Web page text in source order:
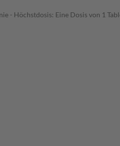
Höchstdosis: Eine Dosis von 1